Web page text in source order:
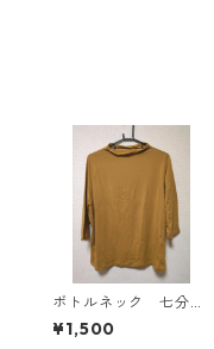
ボトルネック 七分袖
カットソー ４Ｌ マ
スタード KAE-4816
¥1,500